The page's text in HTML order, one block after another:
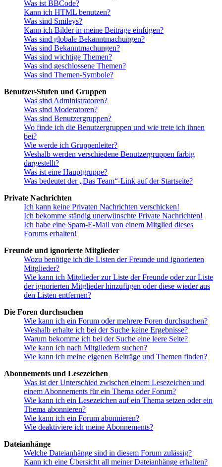
Was ist BBCode?
Kann ich HTML benutzen?
Was sind Smileys?
Kann ich Bilder in meine Beiträge einfügen?
Was sind globale Bekanntmachungen?
Was sind Bekanntmachungen?
Was sind wichtige Themen?
Was sind geschlossene Themen?
Was sind Themen-Symbole?
Benutzer-Stufen und Gruppen
Was sind Administratoren?
Was sind Moderatoren?
Was sind Benutzergruppen?
Wo finde ich die Benutzergruppen und wie trete ich ihnen
bei?
Wie werde ich Gruppenleiter?
Weshalb werden verschiedene Benutzergruppen farbig
dargestellt?
Was ist eine Hauptgruppe?
Was bedeutet der „Das Team“-Link auf der Startseite?
Private Nachrichten
Ich kann keine Privaten Nachrichten verschicken!
Ich bekomme ständig unerwünschte Private Nachrichten!
Ich habe eine Spam-E-Mail von einem Mitglied dieses
Forums erhalten!
Freunde und ignorierte Mitglieder
Wozu benötige ich die Listen der Freunde und ignorierten
Mitglieder?
Wie kann ich Mitglieder zur Liste der Freunde oder zur Liste
der ignorierten Mitglieder hinzufügen oder diese wieder aus
den Listen entfernen?
Die Foren durchsuchen
Wie kann ich ein Forum oder mehrere Foren durchsuchen?
Weshalb erhalte ich bei der Suche keine Ergebnisse?
Warum bekomme ich bei der Suche eine leere Seite?
Wie kann ich nach Mitgliedern suchen?
Wie kann ich meine eigenen Beiträge und Themen finden?
Abonnements und Lesezeichen
Was ist der Unterschied zwischen einem Lesezeichen und
einem Abonnements für ein Thema oder Forum?
Wie kann ich ein Lesezeichen auf ein Thema setzen oder ein
Thema abonnieren?
Wie kann ich ein Forum abonnieren?
Wie deaktiviere ich meine Abonnements?
Dateianhänge
Welche Dateianhänge sind in diesem Forum zulässig?
Kann ich eine Übersicht all meiner Dateianhänge erhalten?